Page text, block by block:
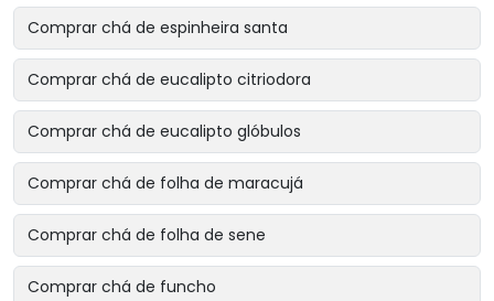
Comprar chá de espinheira santa
Comprar chá de eucalipto citriodora
Comprar chá de eucalipto glóbulos
Comprar chá de folha de maracujá
Comprar chá de folha de sene
Comprar chá de funcho